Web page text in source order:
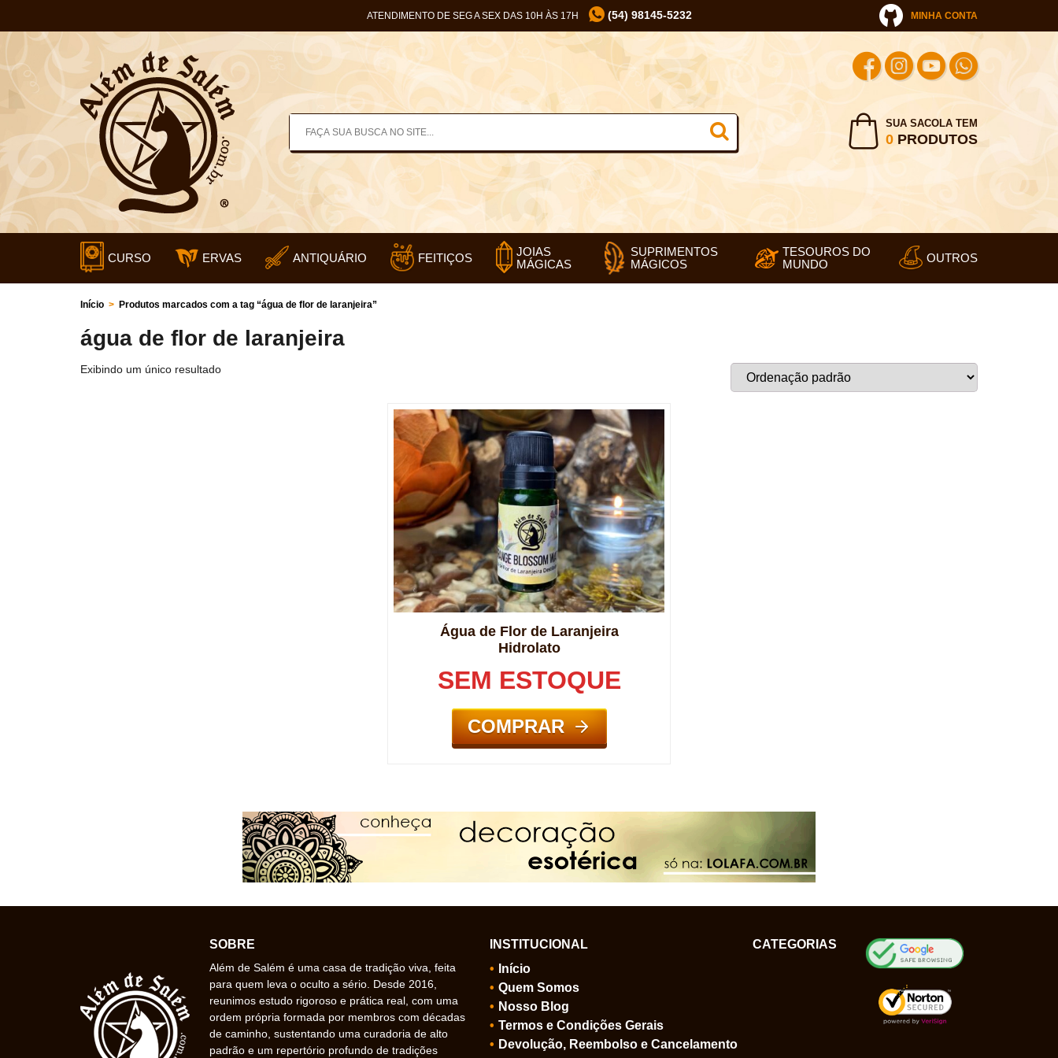
ATENDIMENTO DE SEG A SEX DAS 10H ÀS 17H (54) 98145-5232 MINHA CONTA
SUA SACOLA TEM
0PRODUTOS
CURSO ERVAS ANTIQUÁRIO FEITIÇOS
JOIAS
MÁGICAS
SUPRIMENTOS
MÁGICOS
TESOUROS DO
MUNDO
OUTROS
Início > Produtos marcados com a tag “água de flor de laranjeira”
água de flor de laranjeira
Exibindo um único resultado
Água de Flor de Laranjeira
Hidrolato
SEM ESTOQUE
COMPRAR
SOBRE
Além de Salém é uma casa de tradição viva, feita
para quem leva o oculto a sério. Desde 2016,
reunimos estudo rigoroso e prática real, com uma
ordem própria formada por membros com décadas
de caminho, sustentando uma curadoria de alto
padrão e um repertório profundo de tradições
INSTITUCIONAL
Início
Quem Somos
Nosso Blog
Termos e Condições Gerais
Devolução, Reembolso e Cancelamento
CATEGORIAS